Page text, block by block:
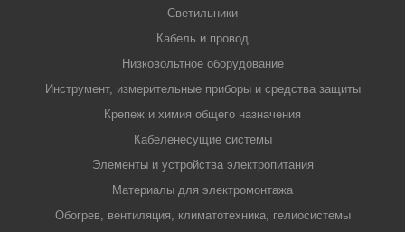
Светильники
Кабель и провод
Низковольтное оборудование
Инструмент, измерительные приборы и средства защиты
Крепеж и химия общего назначения
Кабеленесущие системы
Элементы и устройства электропитания
Материалы для электромонтажа
Обогрев, вентиляция, климатотехника, гелиосистемы